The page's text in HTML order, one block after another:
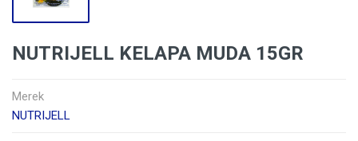
NUTRIJELL KELAPA MUDA 15GR
Merek
NUTRIJELL